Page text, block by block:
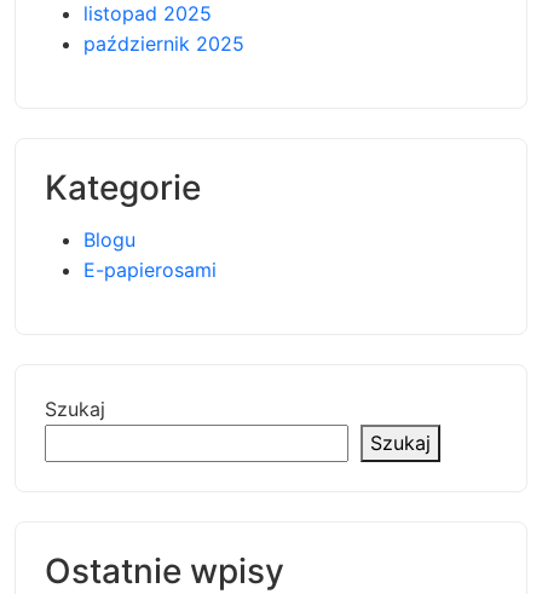
listopad 2025
październik 2025
Kategorie
Blogu
E-papierosami
Szukaj
Szukaj
Ostatnie wpisy